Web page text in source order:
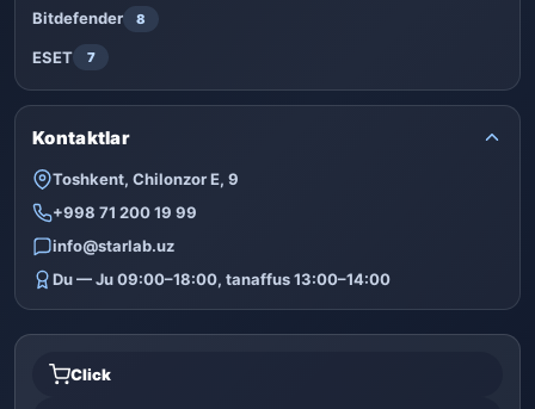
Bitdefender 8
ESET 7
Kontaktlar
Toshkent, Chilonzor E, 9
+998 71 200 19 99
info@starlab.uz
Du — Ju 09:00–18:00, tanaffus 13:00–14:00
Click